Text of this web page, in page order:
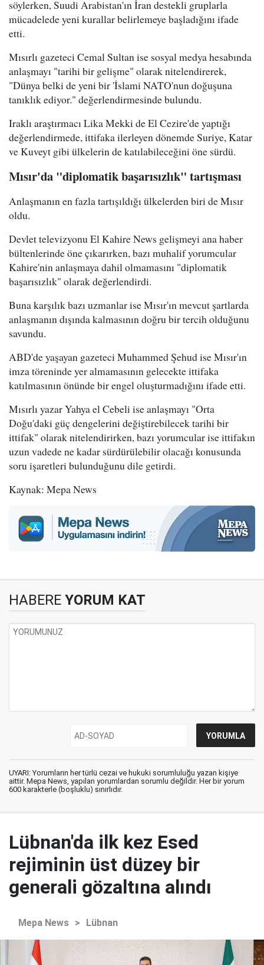
söylerken, Suudi Arabistan'ın İran destekli gruplarla
mücadelede yeni kurallar belirlemeye başladığını ifade
etti.
Mısırlı gazeteci Cemal Sultan ise sosyal medya hesabında
anlaşmayı "tarihi bir gelişme" olarak nitelendirerek,
"Dünya belki de yeni bir 'İslami NATO'nun doğuşuna
tanıklık ediyor." değerlendirmesinde bulundu.
Iraklı araştırmacı Lika Mekki de El Cezire'de yaptığı
değerlendirmede, ittifaka ilerleyen dönemde Suriye, Katar
ve Kuveyt gibi ülkelerin de katılabileceğini öne sürdü.
Mısır'da "diplomatik başarısızlık" tartışması
Anlaşmanın en fazla tartışıldığı ülkelerden biri de Mısır
oldu.
Devlet televizyonu El Kahire News gelişmeyi ana haber
bültenlerinde öne çıkarırken, bazı muhalif yorumcular
Kahire'nin anlaşmaya dahil olmamasını "diplomatik
başarısızlık" olarak değerlendirdi.
Buna karşılık bazı uzmanlar ise Mısır'ın mevcut şartlarda
anlaşmanın dışında kalmasının doğru bir tercih olduğunu
savundu.
ABD'de yaşayan gazeteci Muhammed Şehud ise Mısır'ın
imza töreninde yer almamasının gelecekte ittifaka
katılmasının önünde bir engel oluşturmadığını ifade etti.
Mısırlı yazar Yahya el Cebeli ise anlaşmayı "Orta
Doğu'daki güç dengelerini değiştirebilecek tarihi bir
ittifak" olarak nitelendirirken, bazı yorumcular ise ittifakın
uzun vadede ne kadar sürdürülebilir olacağı konusunda
soru işaretleri bulunduğunu dile getirdi.
Kaynak: Mepa News
HABERE YORUM KAT
UYARI: Yorumların her türlü cezai ve hukuki sorumluluğu yazan kişiye
aittir. Mepa News, yapılan yorumlardan sorumlu değildir. Her bir yorum
600 karakterle (boşluklu) sınırlıdır.
Lübnan'da ilk kez Esed
rejiminin üst düzey bir
generali gözaltına alındı
Mepa News > Lübnan